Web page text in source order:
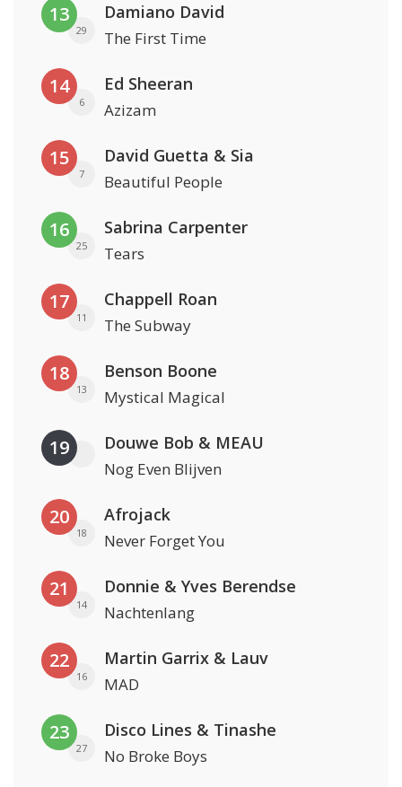
13
29
Damiano David
The First Time
14
6
Ed Sheeran
Azizam
15
7
David Guetta & Sia
Beautiful People
16
25
Sabrina Carpenter
Tears
17
11
Chappell Roan
The Subway
18
13
Benson Boone
Mystical Magical
19 Douwe Bob & MEAU
Nog Even Blijven
20
18
Afrojack
Never Forget You
21
14
Donnie & Yves Berendse
Nachtenlang
22
16
Martin Garrix & Lauv
MAD
23
27
Disco Lines & Tinashe
No Broke Boys